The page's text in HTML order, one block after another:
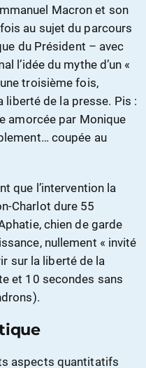
Macron et son
au sujet du parcours
du Président – avec
l’idée du mythe d’un «
troisième fois,
liberté de la presse. Pis :
amorcée par Monique
coupée au
que l’intervention la
Charlot dure 55
chien de garde
nullement « invité
sur la liberté de la
et 10 secondes sans
aspects quantitatifs